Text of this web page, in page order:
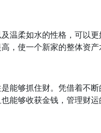
温柔如水的性格，可以
，使一个新家的整体资
能够抓住财。凭借着不
能够收获金钱，管理财